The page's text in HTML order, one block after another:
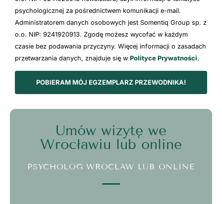
psychologicznej za pośrednictwem komunikacji e-mail.
Administratorem danych osobowych jest Somentiq Group sp. z
o.o. NIP: 9241920913. Zgodę możesz wycofać w każdym
czasie bez podawania przyczyny. Więcej informacji o zasadach
przetwarzania danych, znajduje się w Polityce Prywatności.
POBIERAM MÓJ EGZEMPLARZ PRZEWODNIKA!
Umów wizytę we
Wrocławiu lub online
PSYCHOLOG WROCŁAW LUB ONLINE